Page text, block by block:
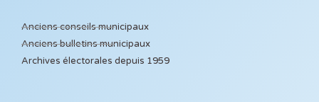
Anciens conseils municipaux
Anciens bulletins municipaux
Archives électorales depuis 1959